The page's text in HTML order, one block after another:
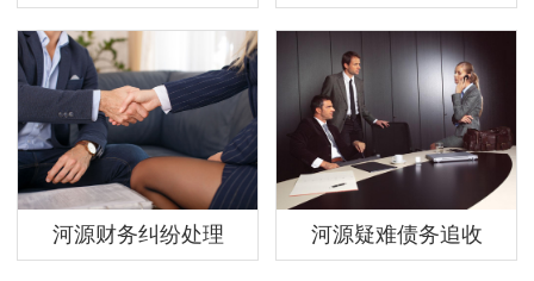
河源财务纠纷处理 河源疑难债务追收